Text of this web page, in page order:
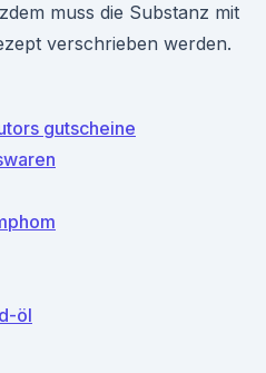
muss die Substanz mit
verschrieben werden.
gutscheine
öl